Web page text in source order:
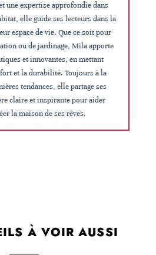
une expertise approfondie dans
elle guide ses lecteurs dans la
espace de vie. Que ce soit pour
ou de jardinage, Mila apporte
et innovantes, en mettant
et la durabilité. Toujours à la
tendances, elle partage ses
claire et inspirante pour aider
la maison de ses rêves.
À VOIR AUSSI